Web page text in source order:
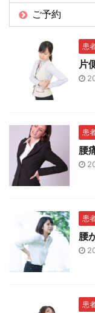
ご予約
患
片
患
腰
患
腰
患